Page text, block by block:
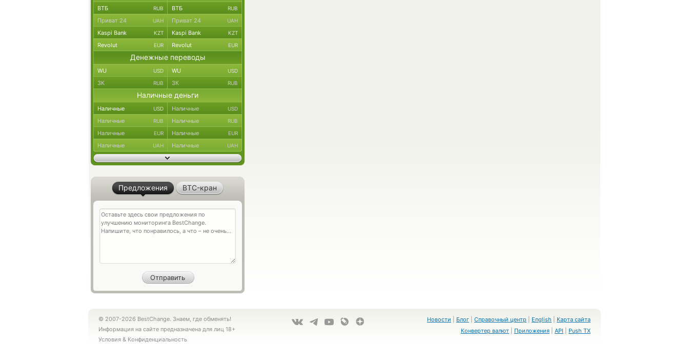
ВТБ RUB ВТБ RUB
Приват 24 UAH Приват 24 UAH
Kaspi Bank KZT Kaspi Bank KZT
Revolut EUR Revolut EUR
Денежные переводы
WU USD WU USD
ЗК RUB ЗК RUB
Наличные деньги
Наличные USD Наличные USD
Наличные RUB Наличные RUB
Наличные EUR Наличные EUR
Наличные UAH Наличные UAH
Предложения BTC-кран
© 2007-2026 BestChange. Знаем, где обменять!
Информация на сайте предназначена для лиц 18+
Условия & Конфиденциальность
Новости Блог Справочный центр English
Карта сайта
Конвертер валют
Приложения API Push TX